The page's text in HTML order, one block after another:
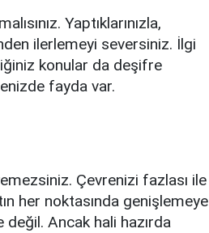
Yaptıklarınızla,
ilerlemeyi seversiniz. İlgi
konular da deşifre
fayda var.
Çevrenizi fazlası ile
her noktasında genişlemeye
değil. Ancak hali hazırda